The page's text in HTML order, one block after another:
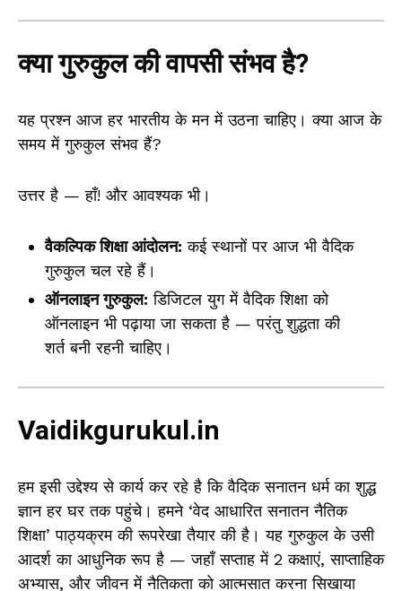
क्या गुरुकुल की वापसी संभव है?
यह प्रश्न आज हर भारतीय के मन में उठना चाहिए। क्या आज के
समय में गुरुकुल संभव हैं?
उत्तर है — हाँ! और आवश्यक भी।
वैकल्पिक शिक्षा आंदोलन: कई स्थानों पर आज भी वैदिक
गुरुकुल चल रहे हैं।
ऑनलाइन गुरुकुल: डिजिटल युग में वैदिक शिक्षा को
ऑनलाइन भी पढ़ाया जा सकता है — परंतु शुद्धता की
शर्त बनी रहनी चाहिए।
Vaidikgurukul.in
हम इसी उद्देश्य से कार्य कर रहे है कि वैदिक सनातन धर्म का शुद्ध
ज्ञान हर घर तक पहुंचे। हमने ‘वेद आधारित सनातन नैतिक
शिक्षा’ पाठ्यक्रम की रूपरेखा तैयार की है। यह गुरुकुल के उसी
आदर्श का आधुनिक रूप है — जहाँ सप्ताह में 2 कक्षाएं, साप्ताहिक
अभ्यास, और जीवन में नैतिकता को आत्मसात करना सिखाया